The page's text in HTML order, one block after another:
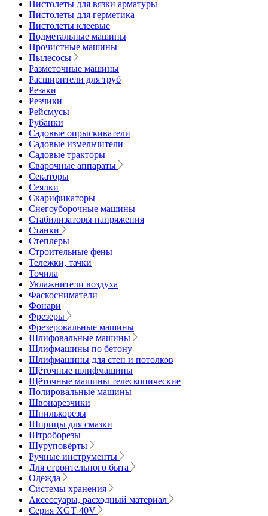
Пистолеты для вязки арматуры
Пистолеты для герметика
Пистолеты клеевые
Подметальные машины
Прочистные машины
Пылесосы
Разметочные машины
Расширители для труб
Резаки
Резчики
Рейсмусы
Рубанки
Садовые опрыскиватели
Садовые измельчители
Садовые тракторы
Сварочные аппараты
Секаторы
Сеялки
Скарификаторы
Снегоуборочные машины
Стабилизаторы напряжения
Станки
Степлеры
Строительные фены
Тележки, тачки
Точила
Увлажнители воздуха
Фаскосниматели
Фонари
Фрезеры
Фрезеровальные машины
Шлифовальные машины
Шлифмашины по бетону
Шлифмашины для стен и потолков
Щёточные шлифмашины
Щёточные машины телескопические
Полировальные машины
Швонарезчики
Шпилькорезы
Шприцы для смазки
Штроборезы
Шуруповёрты
Ручные инструменты
Для строительного быта
Одежда
Системы хранения
Аксессуары, расходный материал
Серия XGT 40V